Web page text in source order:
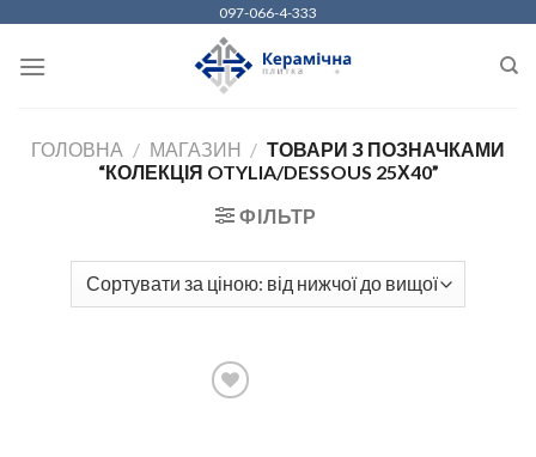
content
097-066-4-333
ГОЛОВНА / МАГАЗИН / ТОВАРИ З ПОЗНАЧКАМИ
“КОЛЕКЦІЯ OTYLIA/DESSOUS 25Х40”
ФІЛЬТР